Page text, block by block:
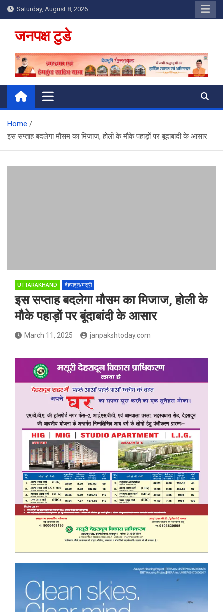
Skip
to
content
Saturday, August 8, 2026
जनपक्ष टुडे
Home
इस सप्ताह बदलेगा मौसम का मिजाज, होली के मौके पहाड़ों पर बूंदाबांदी के आसार
UTTARAKHAND देहरादून/मसूरी
इस सप्ताह बदलेगा मौसम का मिजाज, होली के
मौके पहाड़ों पर बूंदाबांदी के आसार
March 11, 2025 janpakshtoday.com